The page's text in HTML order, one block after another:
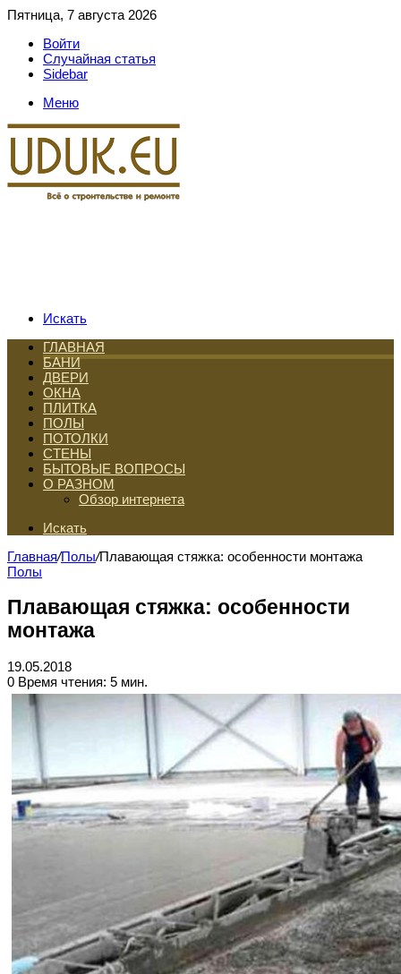
Пятница, 7 августа 2026
Войти
Случайная статья
Sidebar
Меню
Искать
ГЛАВНАЯ
БАНИ
ДВЕРИ
ОКНА
ПЛИТКА
ПОЛЫ
ПОТОЛКИ
СТЕНЫ
БЫТОВЫЕ ВОПРОСЫ
О РАЗНОМ
Обзор интернета
Искать
Главная/Полы/Плавающая стяжка: особенности монтажа
Полы
Плавающая стяжка: особенности
монтажа
19.05.2018
0 Время чтения: 5 мин.